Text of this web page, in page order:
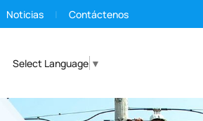
Noticias Contáctenos
Select Language ▼